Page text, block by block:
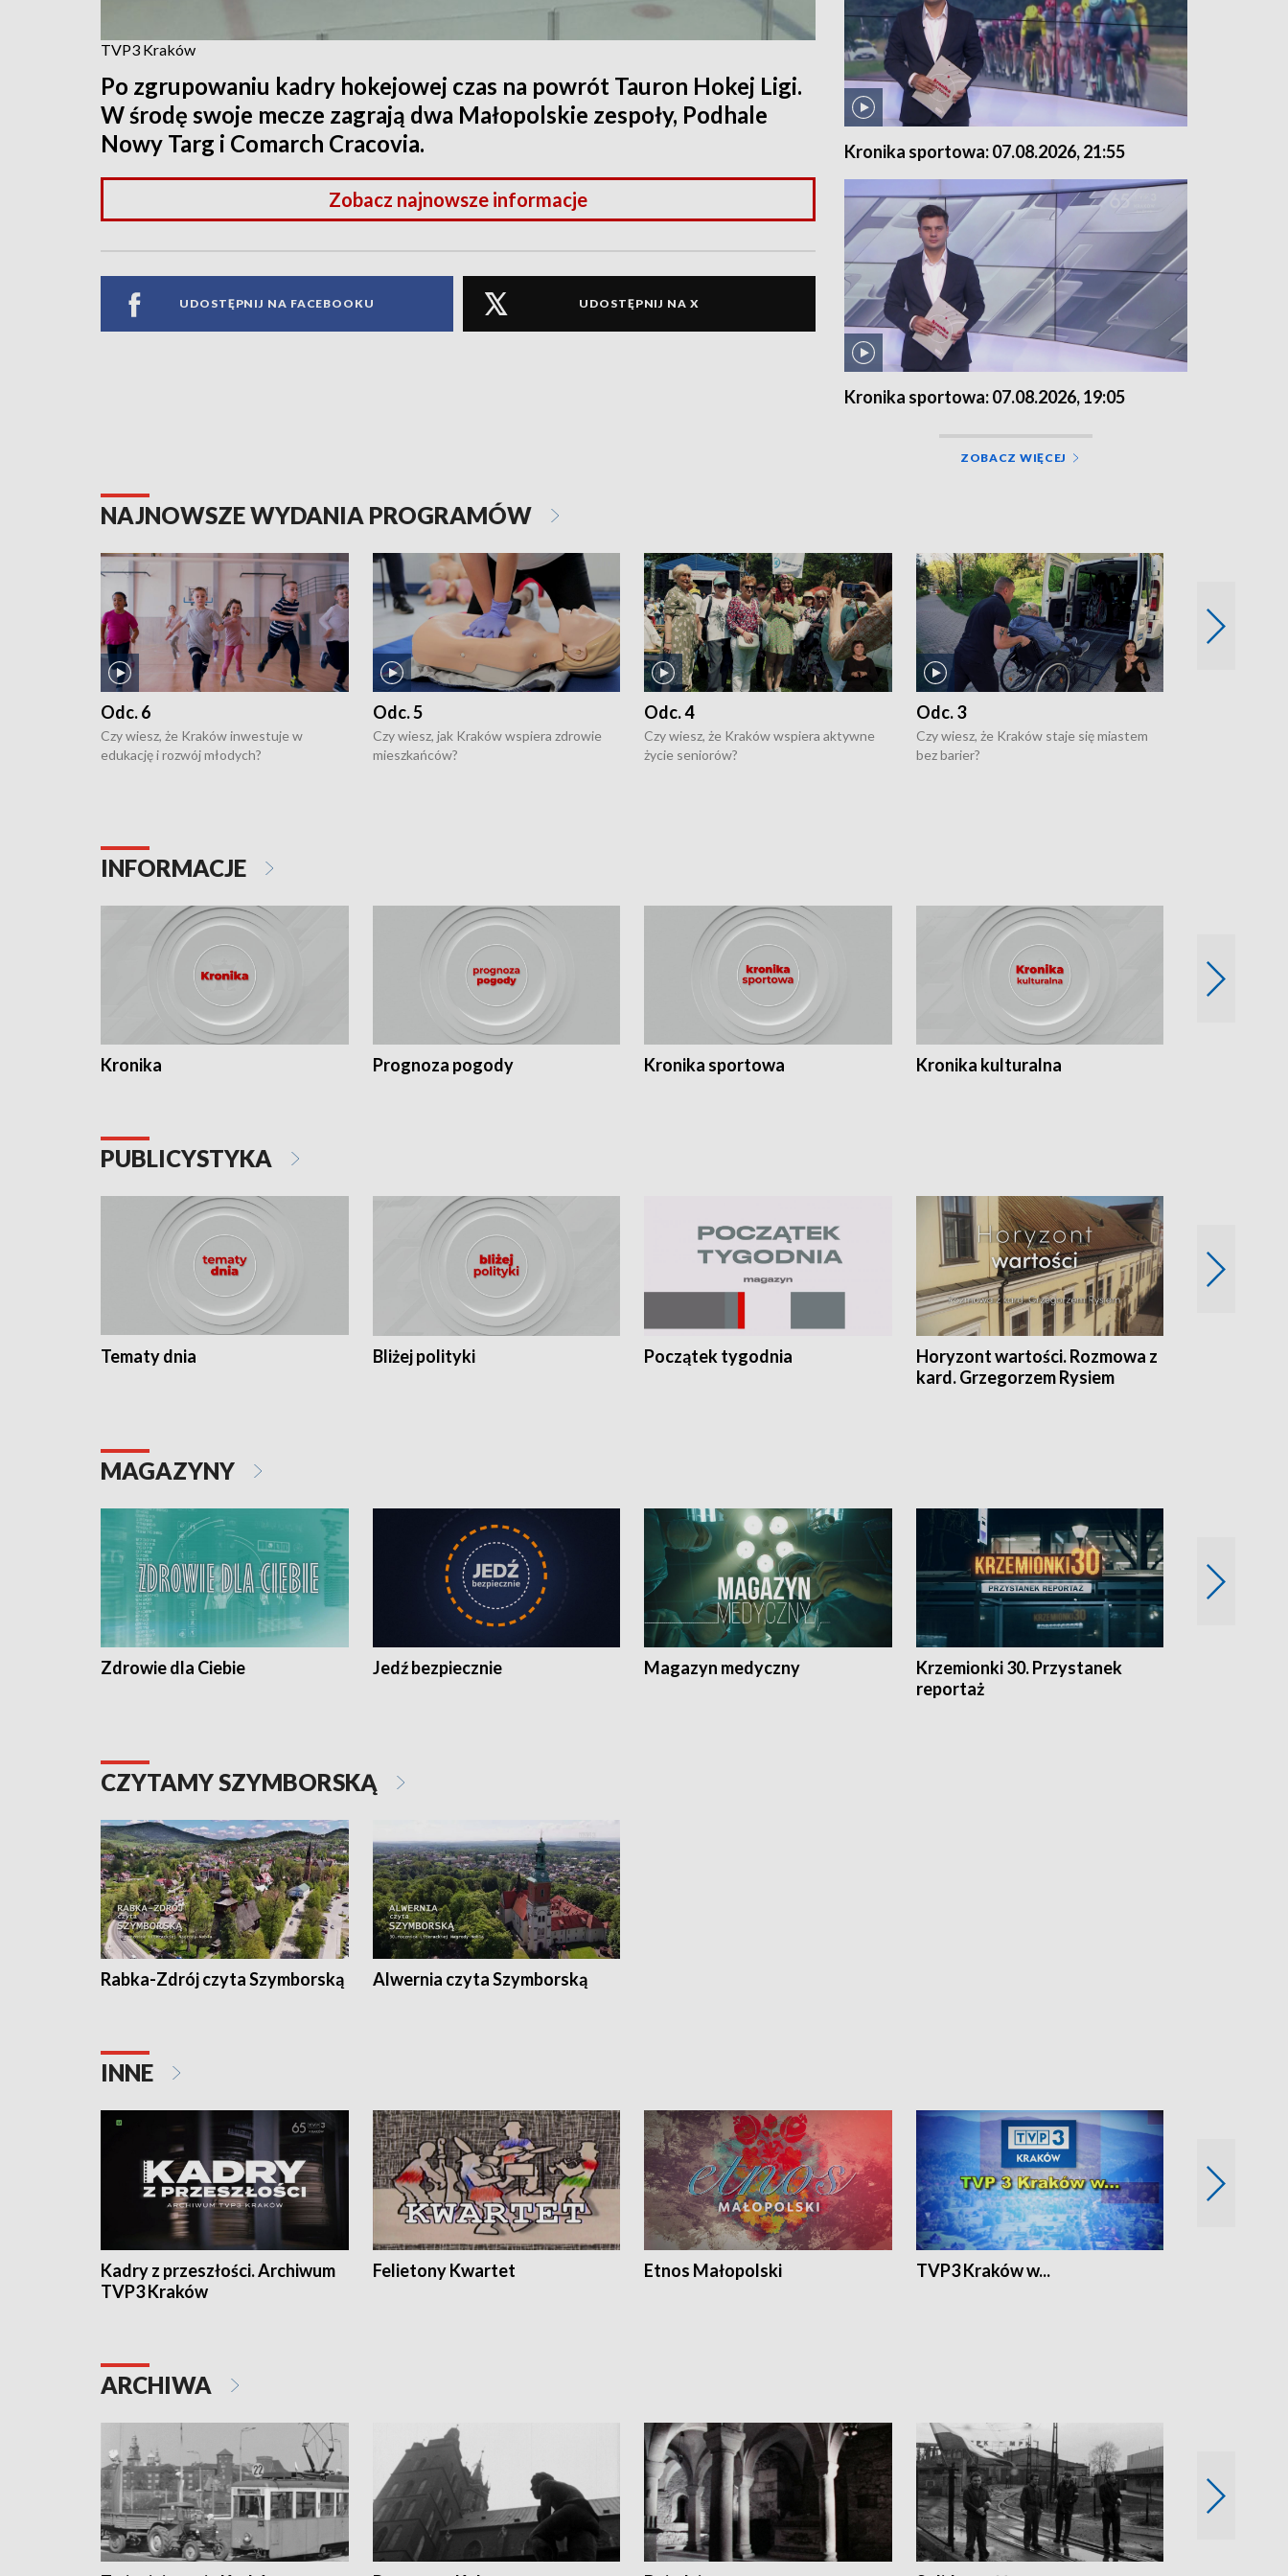
TVP3 Kraków
Po zgrupowaniu kadry hokejowej czas na powrót Tauron Hokej Ligi.
W środę swoje mecze zagrają dwa Małopolskie zespoły, Podhale
Nowy Targ i Comarch Cracovia.
Zobacz najnowsze informacje
UDOSTĘPNIJ NA FACEBOOKU UDOSTĘPNIJ NA X
Kronika sportowa: 07.08.2026, 21:55
Kronika sportowa: 07.08.2026, 19:05
ZOBACZ WIĘCEJ
NAJNOWSZE WYDANIA PROGRAMÓW
Odc. 6
Czy wiesz, że Kraków inwestuje w
edukację i rozwój młodych?
Odc. 5
Czy wiesz, jak Kraków wspiera zdrowie
mieszkańców?
Odc. 4
Czy wiesz, że Kraków wspiera aktywne
życie seniorów?
Odc. 3
Czy wiesz, że Kraków staje się miastem
bez barier?
INFORMACJE
Kronika Prognoza pogody Kronika sportowa Kronika kulturalna
PUBLICYSTYKA
Tematy dnia Bliżej polityki Początek tygodnia
Horyzont wartości. Rozmowa z
kard. Grzegorzem Rysiem
MAGAZYNY
Zdrowie dla Ciebie Jedź bezpiecznie Magazyn medyczny
Krzemionki 30. Przystanek
reportaż
CZYTAMY SZYMBORSKĄ
Rabka-Zdrój czyta Szymborską Alwernia czyta Szymborską
INNE
Kadry z przeszłości. Archiwum
TVP3 Kraków
Felietony Kwartet Etnos Małopolski TVP3 Kraków w...
ARCHIWA